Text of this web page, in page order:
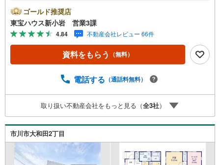
見学OK■営業時間内（9:00～20:00）はお電話でのご連絡が
スムーズです。ご自宅への送迎・最寄駅でのお待ち合わせ
等、お気軽にご相談ください。 選ばれる3つの「圧倒的メ
リット」 （1）【業界最低水準の提携住宅ローン】「他社
で断られた」「借入がある」方も独自審査で多数承認！優
遇金利と各種手数料0円でお得に。（2）【未来カレンダー
ュレーション。「月々いくらなら安心か」をプロが明確に
はありません。専属FPがお引渡し後も一生涯お守りしま
す。 Yahoo！不動産キャンペーン対象店舗 当店でのご成約
でPayPayボーナスがもらえるキャンペーン対象です！※必
ずYahoo！ JAPAN IDでログインの上お問い合わせくださ
い。
ゴールド推奨店
東宝ハウス新小岩 営業3課
4.84 不動産会社レビュー 66件
資料をもらう （無料）
電話する （通話料無料）
取り扱い不動産会社をもっと見る（全3社）
市川市大和田2丁目